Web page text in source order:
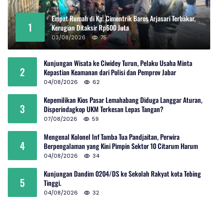
1
Empat Rumah di Kp. Cimentrik Baros Arjasari Terbakar,
Kerugian Ditaksir Rp600 Juta
03/08/2026 75
2
Kunjungan Wisata ke Ciwidey Turun, Pelaku Usaha Minta
Kepastian Keamanan dari Polisi dan Pemprov Jabar
04/08/2026 62
3
Kepemilikan Kios Pasar Lemahabang Diduga Langgar Aturan,
Disperindagkop UKM Terkesan Lepas Tangan?
07/08/2026 59
4
Mengenal Kolonel Inf Tamba Tua Pandjaitan, Perwira
Berpengalaman yang Kini Pimpin Sektor 10 Citarum Harum
04/08/2026 34
5
Kunjungan Dandim 0204/DS ke Sekolah Rakyat kota Tebing
Tinggi.
04/08/2026 32